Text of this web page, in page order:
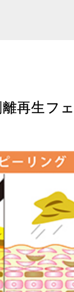
再生フ